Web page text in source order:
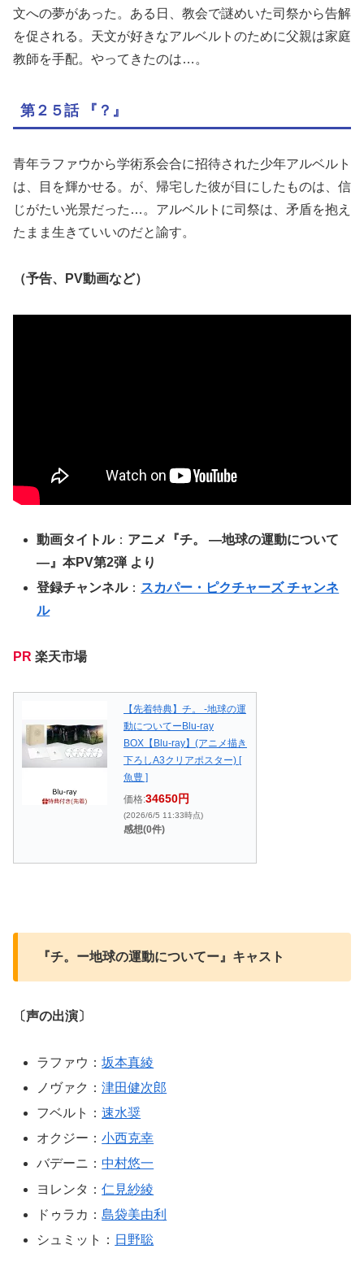
文への夢があった。ある日、教会で謎めいた司祭から告解
を促される。天文が好きなアルベルトのために父親は家庭
教師を手配。やってきたのは…。
第２５話 『？』
青年ラファウから学術系会合に招待された少年アルベルト
は、目を輝かせる。が、帰宅した彼が目にしたものは、信
じがたい光景だった…。アルベルトに司祭は、矛盾を抱え
たまま生きていいのだと諭す。
（予告、PV動画など）
動画タイトル： アニメ『チ。 ―地球の運動について
―』本PV第2弾 より
登録チャンネル： スカパー・ピクチャーズ チャンネ
ル
PR 楽天市場
【先着特典】チ。 -地球の運
動についてーBlu-ray
BOX【Blu-ray】(アニメ描き
下ろしA3クリアポスター) [
魚豊 ]
価格:34650円
(2026/6/5 11:33時点)
感想(0件)
『チ。ー地球の運動についてー』キャスト
〔声の出演〕
ラファウ：坂本真綾
ノヴァク：津田健次郎
フベルト：速水奨
オクジー：小西克幸
バデーニ：中村悠一
ヨレンタ：仁見紗綾
ドゥラカ：島袋美由利
シュミット： 日野聡